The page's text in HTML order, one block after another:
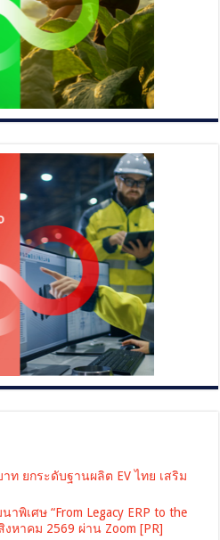
ท ยกระดับฐานผลิต EV ไทย เสริม
พิเศษ “From Legacy ERP to the
งหาคม 2569 ผ่าน Zoom [PR]